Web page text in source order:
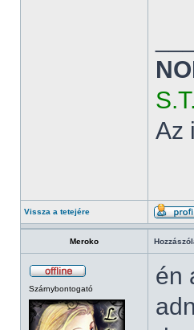
Az
Vissza a tetejére
Meroko
Szárnybontogató
én